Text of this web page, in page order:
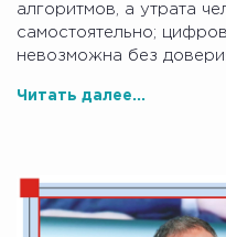
алгоритмов, а утрата
самостоятельно;
невозможна без
Читать далее...